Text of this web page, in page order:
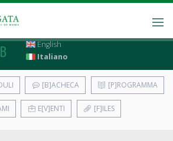
English
Italiano
[B]ACHECA [P]ROGRAMMA
E[V]ENTI [F]ILES